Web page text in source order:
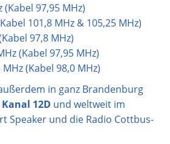
(Kabel 97,95 MHz)
101,8 MHz & 105,25 MHz)
97,8 MHz)
(Kabel 97,95 MHz)
MHz (Kabel 98,0 MHz)
in ganz Brandenburg
Kanal 12D und weltweit im
Speaker und die Radio Cottbus-